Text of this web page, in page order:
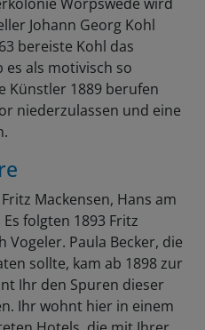
Johann Georg Kohl
bereiste Kohl das
als motivisch so
Künstler 1889 berufen
niederzulassen und eine
Mackensen, Hans am
folgten 1893 Fritz
Vogeler. Paula Becker, die
sollte, kam ab 1898 zur
Ihr den Spuren dieser
Ihr wohnt hier in einem